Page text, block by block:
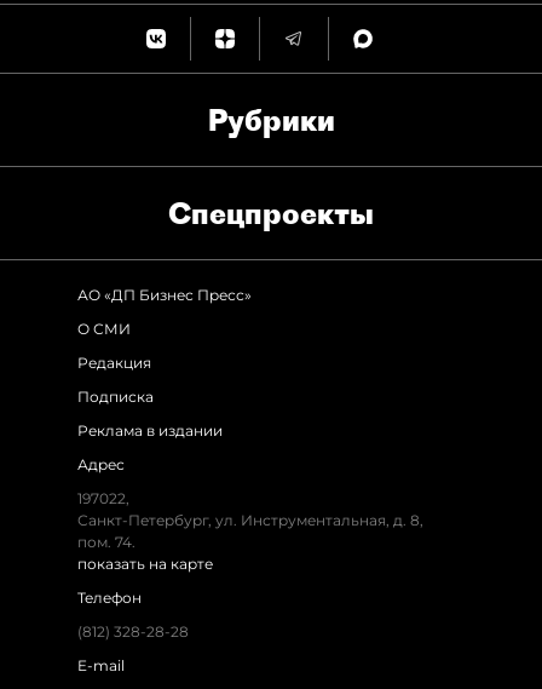
Рубрики
Спец­проекты
АО «ДП Бизнес Пресс»
О СМИ
Редакция
Подписка
Реклама в издании
Адрес
197022,
Санкт-Петербург, ул. Инструментальная, д. 8,
пом. 74.
показать на карте
Телефон
(812) 328-28-28
E-mail